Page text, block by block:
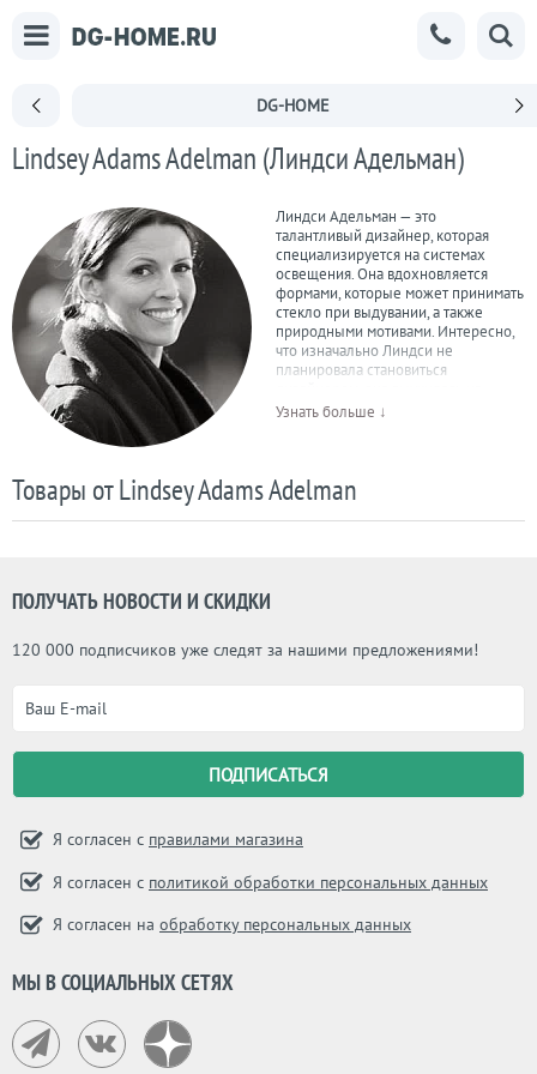
DG-HOME
Lindsey Adams Adelman (Линдси Адельман)
Линдси Адельман — это
талантливый дизайнер, которая
специализируется на системах
освещения. Она вдохновляется
формами, которые может принимать
стекло при выдувании, а также
природными мотивами. Интересно,
что изначально Линдси не
планировала становиться
бакалавра по курсу английского
Смитсоновском институте. В 2000
году Линдси Адельман основала в
Нью-Йорке студия Butter вместе с
Узнать больше ↓
Товары от Lindsey Adams Adelman
ПОЛУЧАТЬ НОВОСТИ И СКИДКИ
120 000 подписчиков уже следят за нашими предложениями!
Я согласен с правилами магазина
Я согласен с политикой обработки персональных данных
Я согласен на обработку персональных данных
МЫ В СОЦИАЛЬНЫХ СЕТЯХ